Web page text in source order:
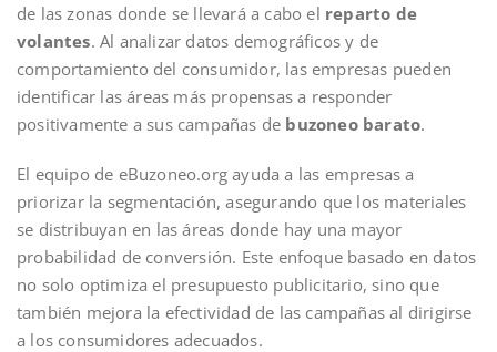
de las zonas donde se llevará a cabo el reparto de
volantes. Al analizar datos demográficos y de
comportamiento del consumidor, las empresas pueden
identificar las áreas más propensas a responder
positivamente a sus campañas de buzoneo barato.
El equipo de eBuzoneo.org ayuda a las empresas a
priorizar la segmentación, asegurando que los materiales
se distribuyan en las áreas donde hay una mayor
probabilidad de conversión. Este enfoque basado en datos
no solo optimiza el presupuesto publicitario, sino que
también mejora la efectividad de las campañas al dirigirse
a los consumidores adecuados.